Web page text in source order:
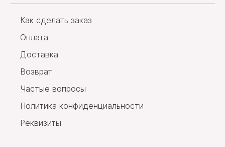
Как сделать заказ
Оплата
Доставка
Возврат
Частые вопросы
Политика конфиденциальности
Реквизиты